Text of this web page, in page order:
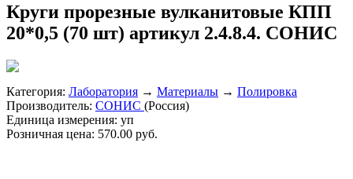
Круги прорезные вулканитовые КПП
20*0,5 (70 шт) артикул 2.4.8.4. СОНИС
Категория: Лаборатория → Материалы → Полировка
Производитель: СОНИС (Россия)
Единица измерения: уп
Розничная цена: 570.00 руб.